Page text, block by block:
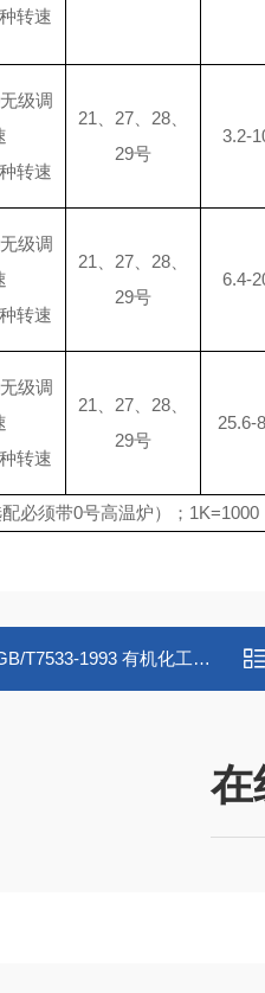
转速
级调
转速
21、27、28、
29号
3.2-
级调
转速
21、27、28、
29号
6.4-
级调
转速
21、27、28、
29号
25.6-
必须带0号高温炉）；1K=1000
1993 有机化工产品结晶点的测定
在